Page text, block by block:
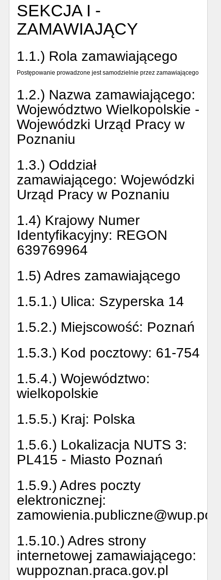
SEKCJA I -
ZAMAWIAJĄCY
1.1.) Rola zamawiającego
Postępowanie prowadzone jest samodzielnie przez zamawiającego
1.2.) Nazwa zamawiającego:
Województwo Wielkopolskie -
Wojewódzki Urząd Pracy w
Poznaniu
1.3.) Oddział
zamawiającego: Wojewódzki
Urząd Pracy w Poznaniu
1.4) Krajowy Numer
Identyfikacyjny: REGON
639769964
1.5) Adres zamawiającego
1.5.1.) Ulica: Szyperska 14
1.5.2.) Miejscowość: Poznań
1.5.3.) Kod pocztowy: 61-754
1.5.4.) Województwo:
wielkopolskie
1.5.5.) Kraj: Polska
1.5.6.) Lokalizacja NUTS 3:
PL415 - Miasto Poznań
1.5.9.) Adres poczty
elektronicznej:
1.5.10.) Adres strony
internetowej zamawiającego:
wuppoznan.praca.gov.pl